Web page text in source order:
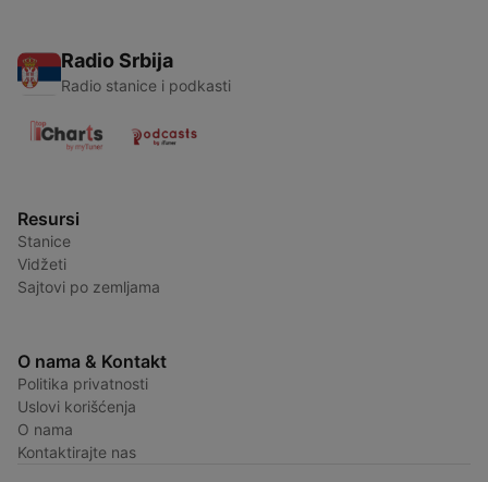
Radio Srbija
Radio stanice i podkasti
Resursi
Stanice
Vidžeti
Sajtovi po zemljama
O nama & Kontakt
Politika privatnosti
Uslovi korišćenja
O nama
Kontaktirajte nas